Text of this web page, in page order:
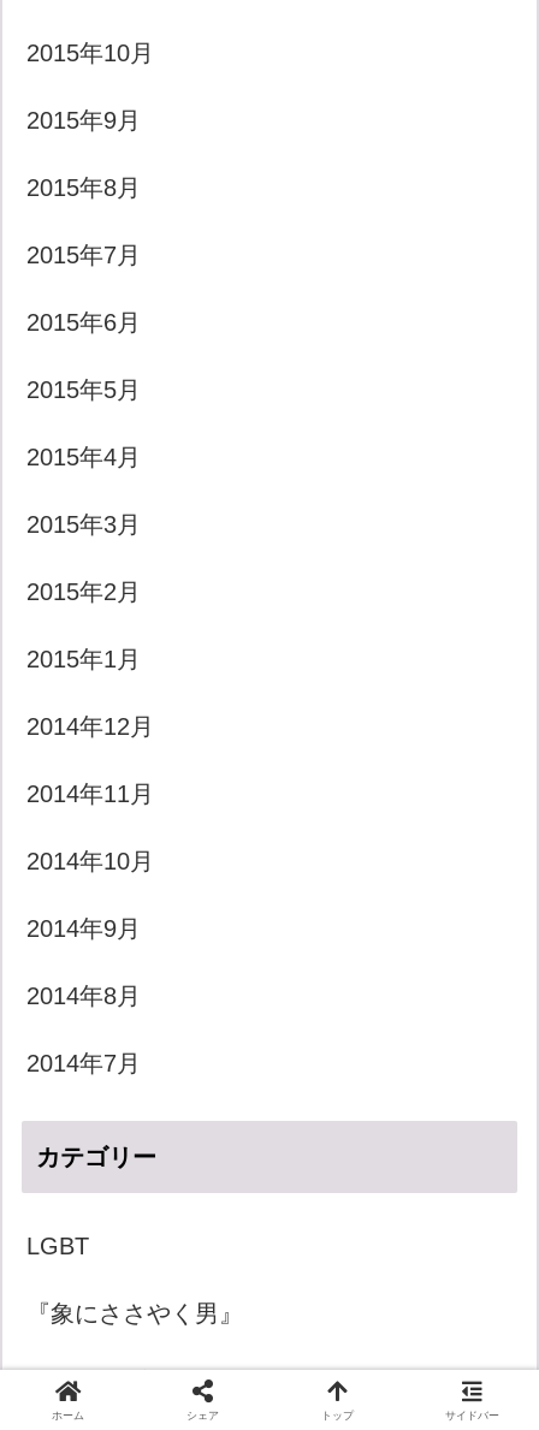
2015年10月
2015年9月
2015年8月
2015年7月
2015年6月
2015年5月
2015年4月
2015年3月
2015年2月
2015年1月
2014年12月
2014年11月
2014年10月
2014年9月
2014年8月
2014年7月
カテゴリー
LGBT
『象にささやく男』
きょうのダジャレ
ホーム シェア トップ サイドバー